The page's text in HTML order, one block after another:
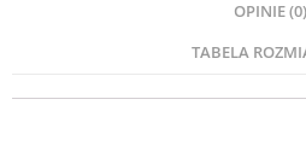
OPINIE (0)
TABELA